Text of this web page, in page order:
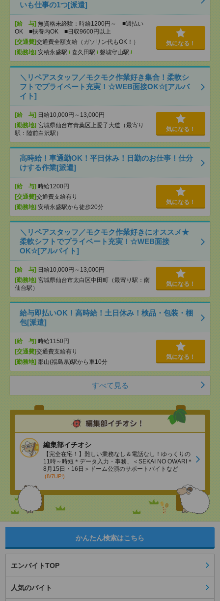
いも仕事の1つ[派遣]
[給 与] 無資格未経験：時給1200円～ ■週払い
OK ■扶養内OK ■日収9600円以上
[交通費]交通費全額支給（ガソリン代もOK！）
[勤務地] 安積永盛駅 / 喜久田駅 / 磐城守山駅 / …
気になる！
＼リペアスタッフ／モクモク作業好き集合！柔軟シ
フトでプライベート充実！☆WEB面接OK☆[アルバ
イト]
[給 与] 日給10,000円～13,000円
[勤務地] 宮城県仙台市青葉区上愛子大道（最寄り
駅：陸前白沢駅）
気になる！
高時給！車通勤OK！平日休み！日勤のお仕事！仕分
けする作業[派遣]
[給 与] 時給1200円
[交通費]交通費支給有り
[勤務地] 安積永盛駅から徒歩20分
気になる！
＼リペアスタッフ／モクモク作業好きにオススメ★
柔軟シフトでプライベート充実！☆WEB面接
OK☆[アルバイト]
[給 与] 日給10,000円～13,000円
[勤務地] 宮城県仙台市太白区中田町（最寄り駅：南
仙台駅）
気になる！
給与即払いOK！高時給！土日休み！検品・包装・梱
包[派遣]
[給 与] 時給1150円
[交通費]交通費支給有り
[勤務地] 郡山(福島県)駅から車10分
気になる！
すべて見る
編集部イチオシ
【完全在宅！】難しい業務なし＆電話なし！ゆっくりの
11時～時短＊データ入力・事務、＜SEKAI NO OWARI＊
8月15日・16日＞ドーム公演のサポートバイトなど
(8/7UP!)
かんたん検索はこちら
エンバイトTOP
人気のバイト